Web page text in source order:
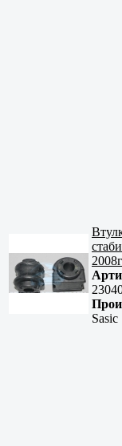
2008г
Sasic